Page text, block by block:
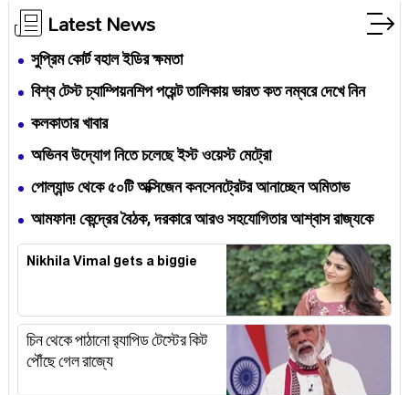
Latest News
সুপ্রিম কোর্ট বহাল ইডির ক্ষমতা
বিশ্ব টেস্ট চ্যাম্পিয়নশিপ পয়েন্ট তালিকায় ভারত কত নম্বরে দেখে নিন
কলকাতার খাবার
অভিনব উদ্যোগ নিতে চলেছে ইস্ট ওয়েস্ট মেট্রো
পোল্যান্ড থেকে ৫০টি অক্সিজেন কনসেনট্রেটর আনাচ্ছেন অমিতাভ
আমফান! কেন্দ্রের বৈঠক, দরকারে আরও সহযোগিতার আশ্বাস রাজ্যকে
Nikhila Vimal gets a biggie
চিন থেকে পাঠানো র‌্যাপিড টেস্টের কিট
পৌঁছে গেল রাজ্যে